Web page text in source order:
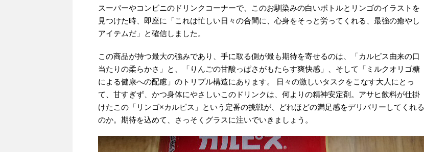
スーパーやコンビニのドリンクコーナーで、このお馴染みの白いボトルとリンゴのイラストを
見つけた時、即座に「これは忙しい日々の合間に、心身をそっと労ってくれる、最強の癒やし
アイテムだ」と確信しました。
この商品が持つ最大の強みであり、手に取る側が最も期待を寄せるのは、「カルピス由来の口
当たりの柔らかさ」と、「りんごの甘酸っぱさがもたらす爽快感」、そして「ミルクオリゴ糖
による健康への配慮」のトリプル構造にあります。 日々の激しいタスクをこなす大人にとっ
て、甘すぎず、かつ身体にやさしいこのドリンクは、何よりの精神安定剤。アサヒ飲料が仕掛
けたこの「リンゴ×カルピス」という定番の挑戦が、どれほどの満足感をデリバリーしてくれる
のか。期待を込めて、さっそくグラスに注いでいきましょう。